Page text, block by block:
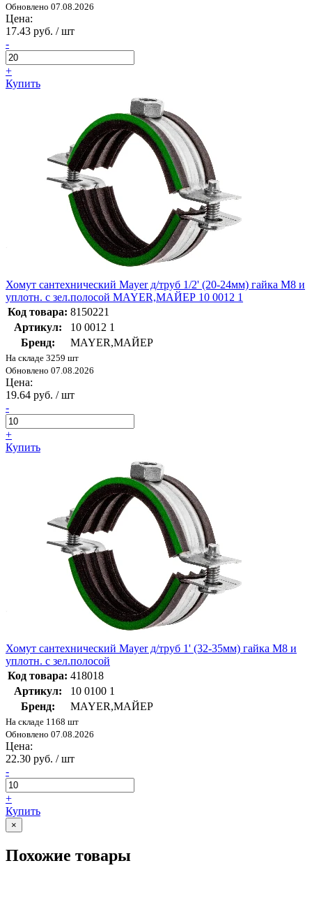
Обновлено 07.08.2026
Цена:
17.43 руб. / шт
-
+
Купить
Хомут сантехнический Mayer д/труб 1/2' (20-24мм) гайка М8 и
уплотн. с зел.полосой MAYER,МАЙЕР 10 0012 1
Код товара: 8150221
Артикул:
10 0012 1
Бренд:
MAYER,МАЙЕР
На складе 3259 шт
Обновлено 07.08.2026
Цена:
19.64 руб. / шт
-
+
Купить
Хомут сантехнический Mayer д/труб 1' (32-35мм) гайка М8 и
уплотн. с зел.полосой
Код товара: 418018
Артикул:
10 0100 1
Бренд:
MAYER,МАЙЕР
На складе 1168 шт
Обновлено 07.08.2026
Цена:
22.30 руб. / шт
-
+
Купить
×
Похожие товары